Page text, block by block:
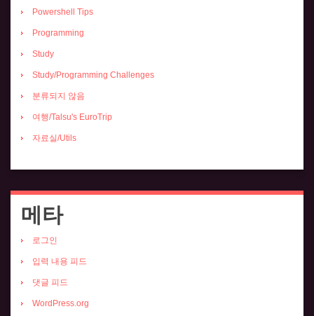
Powershell Tips
Programming
Study
Study/Programming Challenges
분류되지 않음
여행/Talsu's EuroTrip
자료실/Utils
메타
로그인
입력 내용 피드
댓글 피드
WordPress.org